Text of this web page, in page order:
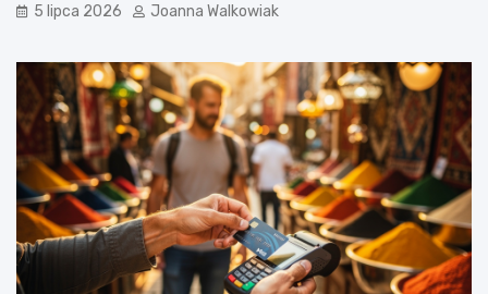
5 lipca 2026 Joanna Walkowiak